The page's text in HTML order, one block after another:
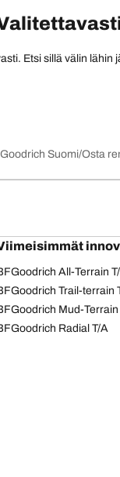
Etsi sillä välin
Suomi Osta
All-Terrain
Trail-terrain
Mud-Terrain
Radial T/A